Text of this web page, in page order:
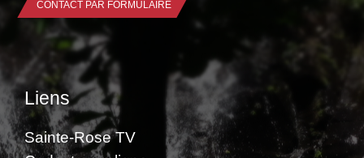
CONTACT PAR FORMULAIRE
Liens
Sainte-Rose TV